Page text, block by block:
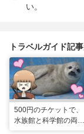
い。
トラベルガイド記事
500円のチケットで、
水族館と科学館の両方